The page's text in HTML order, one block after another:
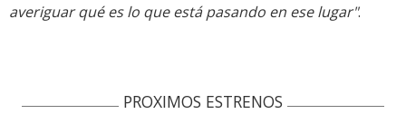
averiguar qué es lo que está pasando en ese lugar".
PROXIMOS ESTRENOS